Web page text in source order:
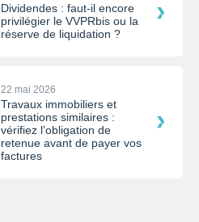
Dividendes : faut-il encore
privilégier le VVPRbis ou la
réserve de liquidation ?
22 mai 2026
Travaux immobiliers et
prestations similaires :
vérifiez l’obligation de
retenue avant de payer vos
factures